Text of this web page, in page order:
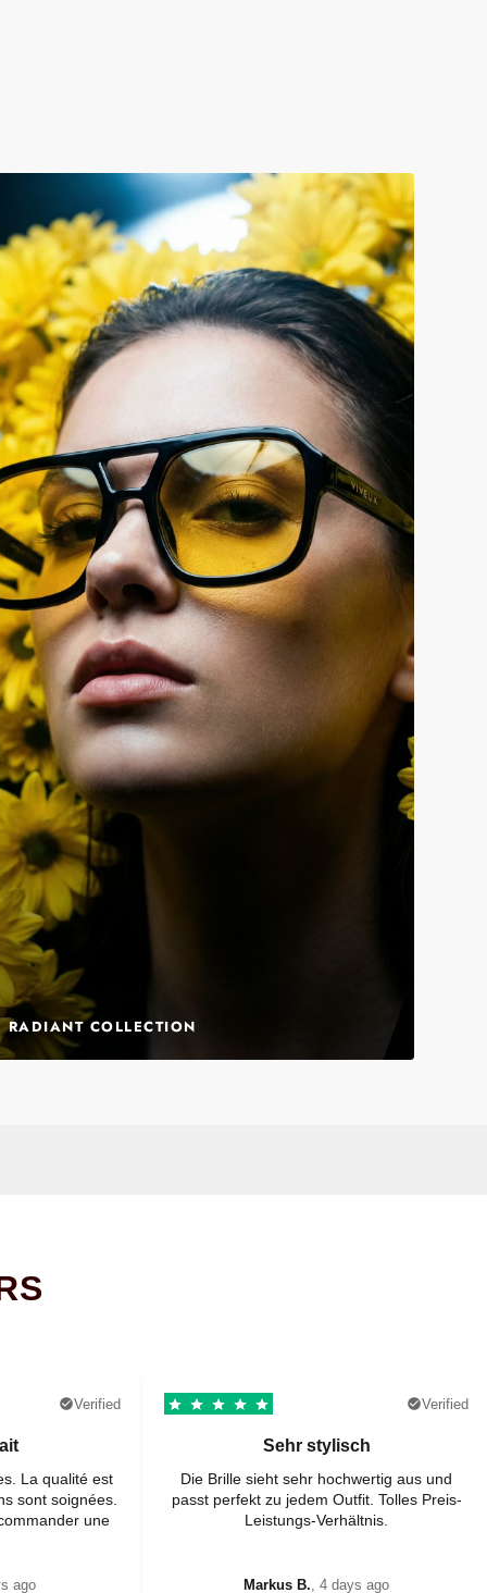
RADIANT COLLECTION
Verified
La qualité est
sont soignées.
une
ago
Verified
Sehr stylisch
Die Brille sieht sehr hochwertig aus und
passt perfekt zu jedem Outfit. Tolles Preis-
Leistungs-Verhältnis.
Markus B. , 4 days ago